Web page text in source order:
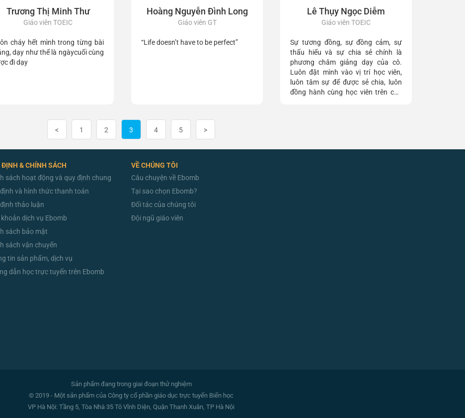
Trương Thị Minh Thư
Giáo viên TOEIC
cháy hết mình trong từng bài
dạy như thể là ngàycuối cùng
đi dạy
Hoàng Nguyễn Đình Long
Giáo viên GT
“Life doesn’t have to be perfect”
Lê Thụy Ngọc Diễm
Giáo viên TOEIC
Sự tương đồng, sự đồng cảm, sự
thấu hiểu và sự chia sẻ chính là
phương châm giảng dạy của cô.
Luôn đặt mình vào vị trí học viên,
luôn tâm sự để được sẻ chia, luôn
đồng hành cùng học viên trên con
<
1 2 3 4 5 >
ĐỊNH & CHÍNH SÁCH
sách hoạt động và quy định chung
và hình thức thanh toán
thảo luận
dịch vụ Ebomb
sách bảo mật
sách vận chuyển
tin sản phẩm, dịch vụ
dẫn học trực tuyến trên Ebomb
VỀ CHÚNG TÔI
Câu chuyện về Ebomb
Tại sao chọn Ebomb?
Đối tác của chúng tôi
Đội ngũ giáo viên
Sản phẩm đang trong giai đoạn thử nghiệm
© 2019 - Một sản phẩm của Công ty cổ phần giáo dục trực tuyến Biển học
VP Hà Nội: Tầng 5, Tòa Nhà 35 Tô Vĩnh Diện, Quận Thanh Xuân, TP Hà Nội